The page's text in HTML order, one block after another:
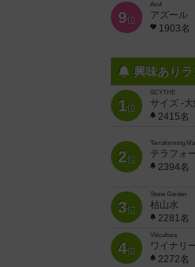
9位
Azul
アズール
1903名
興味あり
1位
SCYTHE
サイズ -
2415名
2位
Terraforming
テラフォ
2394名
3位
Stone Garden
枯山水
2281名
4位
Viticulture
ワイナリ
2272名